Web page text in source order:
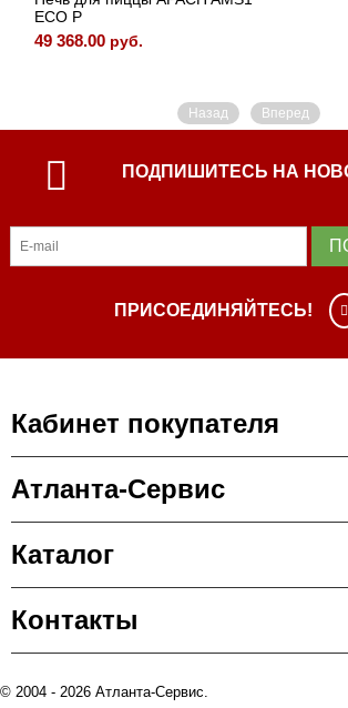
ECO P
49 368.00 руб.
Назад Вперед
ПОДПИШИТЕСЬ НА
ПРИСОЕДИНЯЙТЕСЬ!
Кабинет покупателя
Атланта-Сервис
Каталог
Контакты
© 2004 - 2026 Атланта-Сервис.